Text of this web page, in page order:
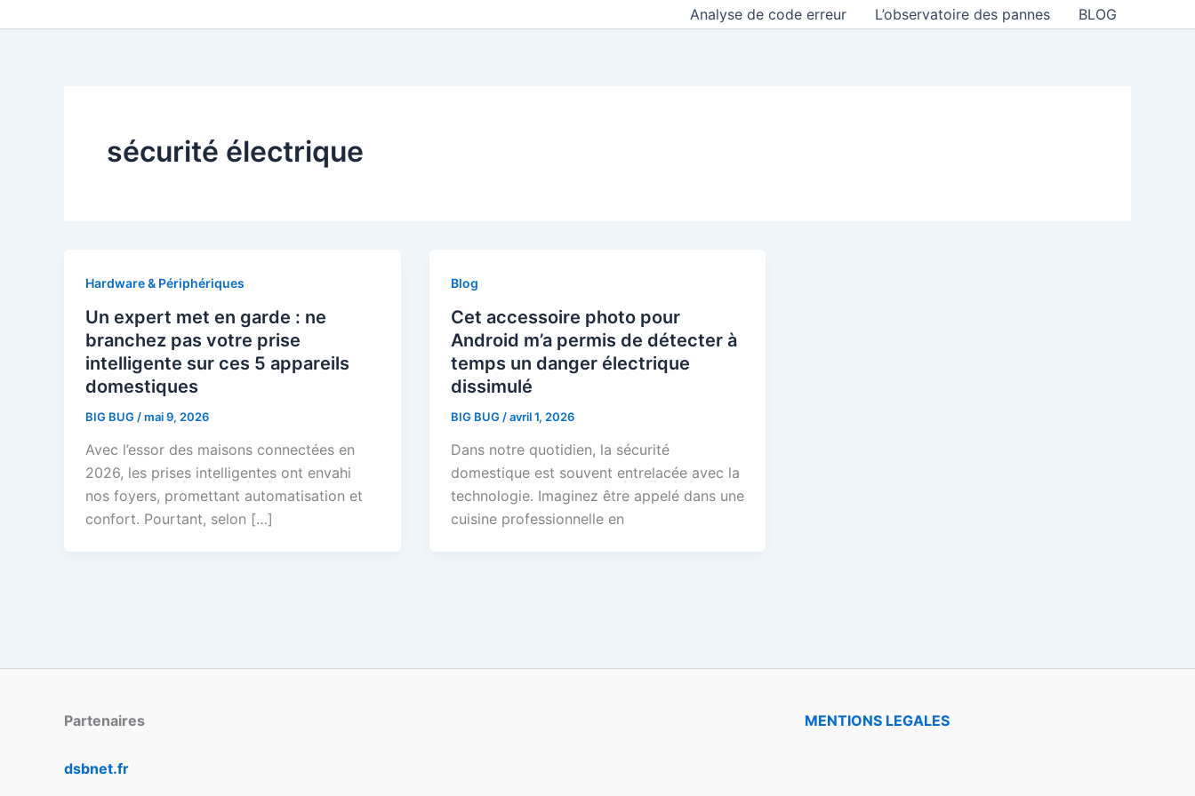
au
Analyse de code erreur L’observatoire des pannes BLOG
sécurité électrique
Hardware & Périphériques
Un expert met en garde : ne
branchez pas votre prise
intelligente sur ces 5 appareils
domestiques
BIG BUG /mai 9, 2026
Avec l’essor des maisons connectées en
2026, les prises intelligentes ont envahi
nos foyers, promettant automatisation et
confort. Pourtant, selon […]
Blog
Cet accessoire photo pour
Android m’a permis de détecter à
temps un danger électrique
dissimulé
BIG BUG /avril 1, 2026
Dans notre quotidien, la sécurité
domestique est souvent entrelacée avec la
technologie. Imaginez être appelé dans une
cuisine professionnelle en
Partenaires
dsbnet.fr
MENTIONS LEGALES